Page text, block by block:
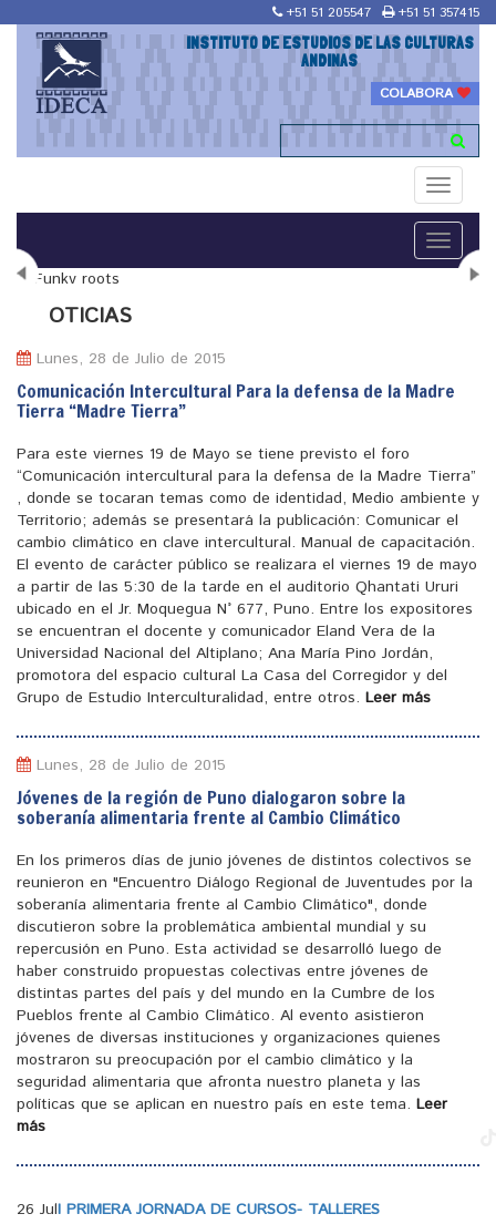
+51 51 205547 +51 51 357415
INSTITUTO DE ESTUDIOS DE LAS CULTURAS
ANDINAS
COLABORA
Toggle
Toggle
"Maestría en Religiones y culturas Andinas"
OTICIAS
Lunes, 28 de Julio de 2015
Comunicación Intercultural Para la defensa de la Madre
Tierra “Madre Tierra”
Para este viernes 19 de Mayo se tiene previsto el foro
“Comunicación intercultural para la defensa de la Madre Tierra”
, donde se tocaran temas como de identidad, Medio ambiente y
Territorio; además se presentará la publicación: Comunicar el
cambio climático en clave intercultural. Manual de capacitación.
El evento de carácter público se realizara el viernes 19 de mayo
a partir de las 5:30 de la tarde en el auditorio Qhantati Ururi
ubicado en el Jr. Moquegua N° 677, Puno. Entre los expositores
se encuentran el docente y comunicador Eland Vera de la
Universidad Nacional del Altiplano; Ana María Pino Jordán,
promotora del espacio cultural La Casa del Corregidor y del
Grupo de Estudio Interculturalidad, entre otros. Leer más
Lunes, 28 de Julio de 2015
Jóvenes de la región de Puno dialogaron sobre la
soberanía alimentaria frente al Cambio Climático
En los primeros días de junio jóvenes de distintos colectivos se
reunieron en "Encuentro Diálogo Regional de Juventudes por la
soberanía alimentaria frente al Cambio Climático", donde
discutieron sobre la problemática ambiental mundial y su
repercusión en Puno. Esta actividad se desarrolló luego de
haber construido propuestas colectivas entre jóvenes de
distintas partes del país y del mundo en la Cumbre de los
Pueblos frente al Cambio Climático. Al evento asistieron
jóvenes de diversas instituciones y organizaciones quienes
mostraron su preocupación por el cambio climático y la
seguridad alimentaria que afronta nuestro planeta y las
políticas que se aplican en nuestro país en este tema. Leer
más
26 JulI PRIMERA JORNADA DE CURSOS- TALLERES